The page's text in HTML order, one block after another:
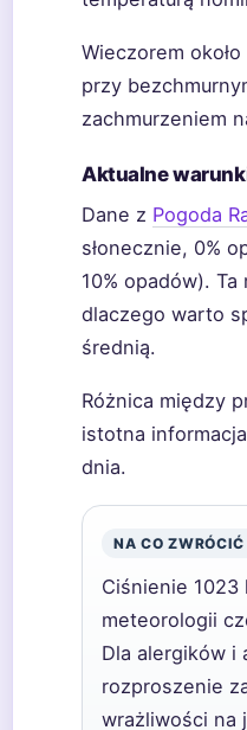
Wieczorem
przy
zachmurzeniem
Aktualne
Dane z Pogoda
słonecznie, 0%
10% opadów).
dlaczego warto
średnią.
Różnica między
istotna
dnia.
NA CO ZWRÓCIĆ
Ciśnienie
meteorologii
Dla alergików i
rozproszenie
wrażliwości na